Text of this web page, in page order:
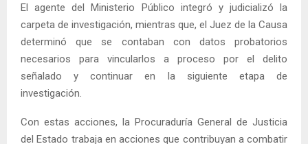
El agente del Ministerio Público integró y judicializó la
carpeta de investigación, mientras que, el Juez de la Causa
determinó que se contaban con datos probatorios
necesarios para vincularlos a proceso por el delito
señalado y continuar en la siguiente etapa de
investigación.
Con estas acciones, la Procuraduría General de Justicia
del Estado trabaja en acciones que contribuyan a combatir